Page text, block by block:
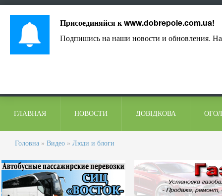
ГЛАВНАЯ НОВОСТИ ДОВІДКОВА
Головна » Видео » Люди и блоги
Присоединяйся кwww.dobrepole.com.ua!
Подпишись на наши новости и обновления.